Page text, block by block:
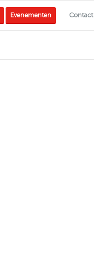
Evenementen Contact